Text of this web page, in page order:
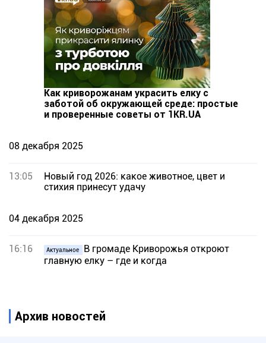
Как криворожанам украсить елку с
заботой об окружающей среде: простые
и проверенные советы от 1KR.UA
08 декабря 2025
13:05
Новый год 2026: какое животное, цвет и
стихия принесут удачу
04 декабря 2025
16:16 Актуальное
В громаде Криворожья откроют
главную елку – где и когда
Архив новостей